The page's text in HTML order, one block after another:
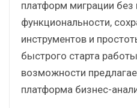
платформ миграции без
функциональности,
инструментов и
быстрого старта
возможности
платформа бизнес-